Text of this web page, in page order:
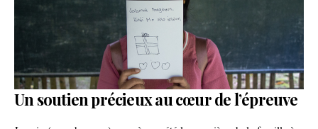
Un soutien précieux au cœur de l’épreuve